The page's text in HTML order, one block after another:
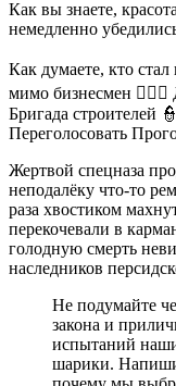
Как вы знаете,
немедленно
Как думаете, кто
мимо бизнесмен
Бригада строителей
Переголосовать
Жертвой спецназа
неподалёку что-то
раза хвостиком
перекочевали в
голодную смерть
наследников
Не подумайте
закона и
испытаний
шарики.